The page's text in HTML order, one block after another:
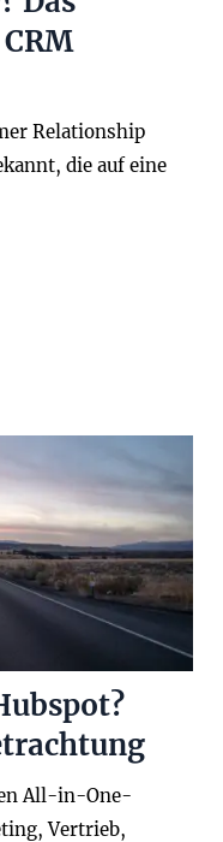
Relationship
die auf eine
All-in-One-
Vertrieb,